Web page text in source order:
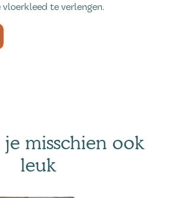
te verlengen.
misschien ook
leuk